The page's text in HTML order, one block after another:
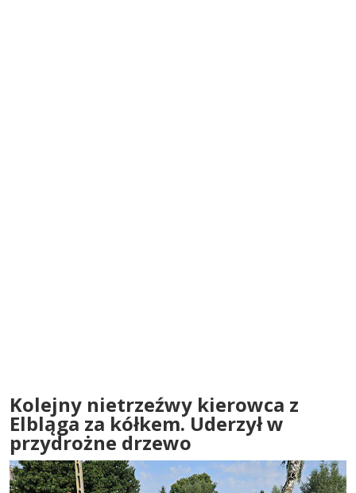
Kolejny nietrzeźwy kierowca z
Elbląga za kółkem. Uderzył w
przydrożne drzewo